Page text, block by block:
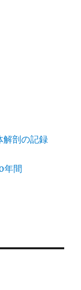
剖の記録
年間